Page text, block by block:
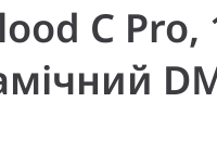
C